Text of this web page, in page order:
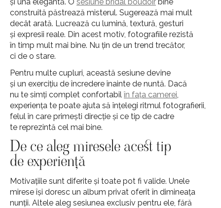
construită păstrează misterul. Sugerează mai mult
decât arată. Lucrează cu lumină, textură, gesturi
și expresii reale. Din acest motiv, fotografiile rezistă
în timp mult mai bine. Nu țin de un trend trecător,
ci de o stare.
Pentru multe cupluri, această sesiune devine
și un exercițiu de încredere înainte de nuntă. Dacă
nu te simți complet confortabilîn fața camerei
experiența te poate ajuta să înțelegi ritmul fotografierii,
felul în care primești direcție și ce tip de cadre
te reprezintă cel mai bine.
De ce aleg miresele acest tip
de experiență
Motivațiile sunt diferite și toate pot fi valide. Unele
mirese își doresc un album privat oferit în dimineața
nunții. Altele aleg sesiunea exclusiv pentru ele, fără